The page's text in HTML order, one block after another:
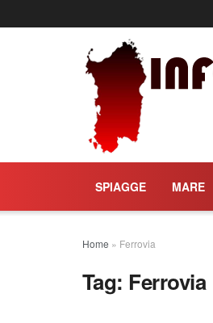
SPIAGGE MARE
Home » Ferrovia
Tag: Ferrovia